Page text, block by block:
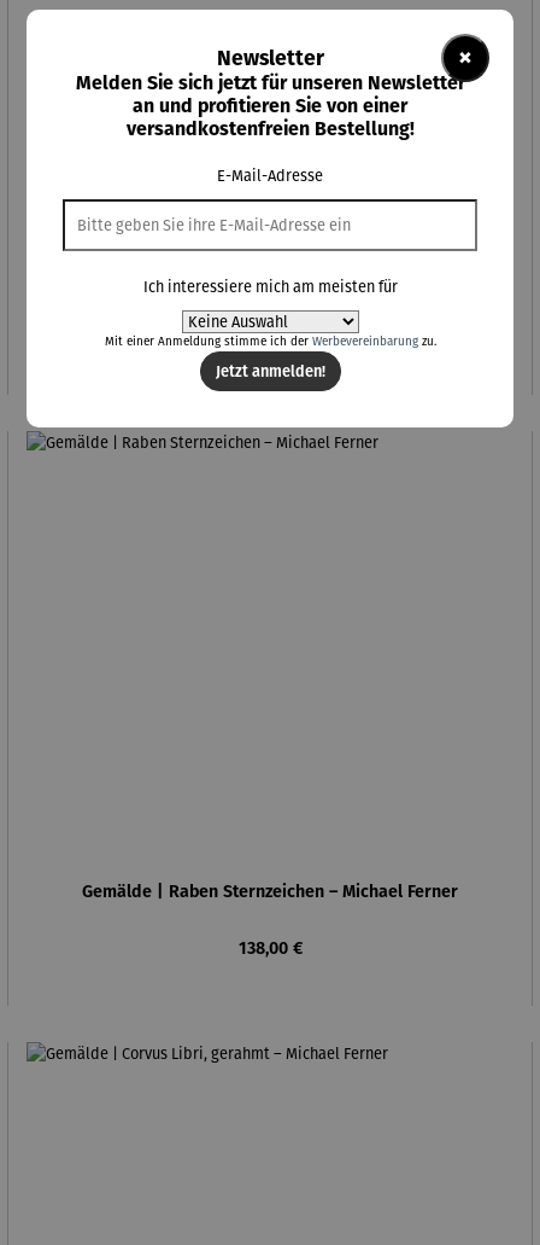
Gemälde | Home Sweet Home Office (II) – Michael Ferner
Regulärer Preis:
460,00 €
Gemälde | Raben Sternzeichen – Michael Ferner
Regulärer Preis:
138,00 €
×
Newsletter
Melden Sie sich jetzt für unseren Newsletter
an und profitieren Sie von einer
versandkostenfreien Bestellung!
E-Mail-Adresse
Ich interessiere mich am meisten für
Mit einer Anmeldung stimme ich der Werbevereinbarungzu.
Jetzt anmelden!